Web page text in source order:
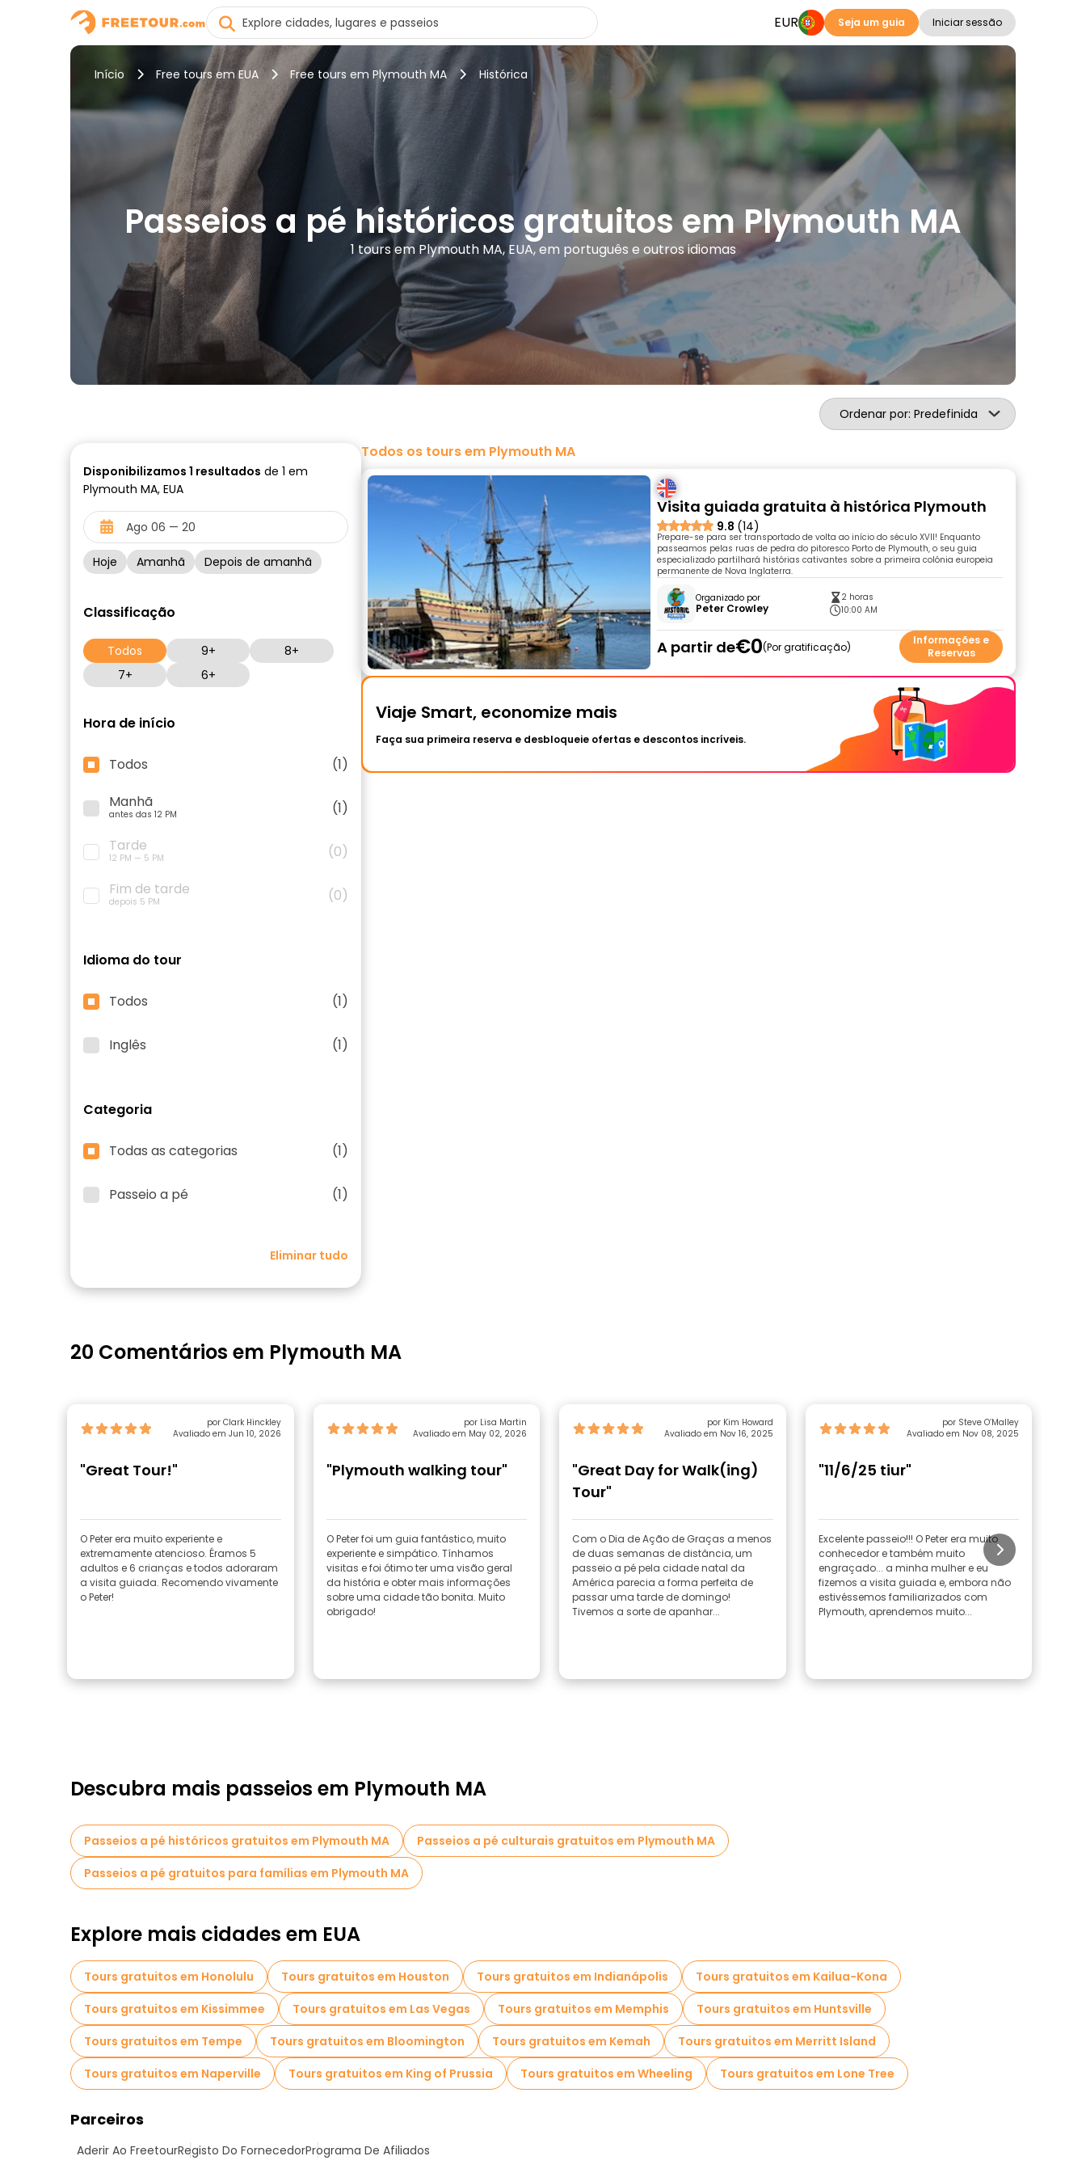
EUR Seja um guia Iniciar sessão
Início Free tours em EUA Free tours em Plymouth MA Histórica
Passeios a pé históricos gratuitos em Plymouth MA
1 tours em Plymouth MA, EUA, em português e outros idiomas
Ordenar por: Predefinida
Disponibilizamos 1 resultados de 1 em
Plymouth MA, EUA
Hoje Amanhã Depois de amanhã
Classificação
Todos 9+
8+
7+
6+
Hora de início
Todos
(1)
Manhã
antes das 12 PM
(1)
Tarde
12 PM — 5 PM
(0)
Fim de tarde
depois 5 PM (0)
Idioma do tour
Todos (1)
Inglês (1)
Categoria
Todas as categorias (1)
Passeio a pé (1)
Eliminar tudo
Todos os tours em Plymouth MA
Visita guiada gratuita à histórica Plymouth
9.8 (14)
Prepare-se para ser transportado de volta ao início do século XVII! Enquanto
passeamos pelas ruas de pedra do pitoresco Porto de Plymouth, o seu guia
especializado partilhará histórias cativantes sobre a primeira colónia europeia
permanente de Nova Inglaterra.
Organizado por
Peter Crowley
2 horas
10:00 AM
A partir de€0 Por gratificação
Informações e
Reservas
Viaje Smart, economize mais
Faça sua primeira reserva e desbloqueie ofertas e descontos incríveis.
20 Comentários em Plymouth MA
por Clark Hinckley
Avaliado em Jun 10, 2026
"Great Tour!"
O Peter era muito experiente e
extremamente atencioso. Éramos 5
adultos e 6 crianças e todos adoraram
a visita guiada. Recomendo vivamente
o Peter!
por Lisa Martin
Avaliado em May 02, 2026
"Plymouth walking tour"
O Peter foi um guia fantástico, muito
experiente e simpático. Tínhamos
visitas e foi ótimo ter uma visão geral
da história e obter mais informações
sobre uma cidade tão bonita. Muito
obrigado!
por Kim Howard
Avaliado em Nov 16, 2025
"Great Day for Walk(ing)
Tour"
Com o Dia de Ação de Graças a menos
de duas semanas de distância, um
passeio a pé pela cidade natal da
América parecia a forma perfeita de
passar uma tarde de domingo!
Tivemos a sorte de apanhar...
por Steve O’Malley
Avaliado em Nov 08, 2025
"11/6/25 tiur"
Excelente passeio!!! O Peter era muito
conhecedor e também muito
engraçado... a minha mulher e eu
fizemos a visita guiada e, embora não
estivéssemos familiarizados com
Plymouth, aprendemos muito...
Descubra mais passeios em Plymouth MA
Passeios a pé históricos gratuitos em Plymouth MA
Passeios a pé culturais gratuitos em Plymouth MA
Passeios a pé gratuitos para famílias em Plymouth MA
Explore mais cidades em EUA
Tours gratuitos em Honolulu Tours gratuitos em Houston Tours gratuitos em Indianápolis
Tours gratuitos em Kailua-Kona
Tours gratuitos em Kissimmee
Tours gratuitos em Las Vegas Tours gratuitos em Memphis
Tours gratuitos em Huntsville
Tours gratuitos em Tempe
Tours gratuitos em Bloomington Tours gratuitos em Kemah
Tours gratuitos em Merritt Island
Tours gratuitos em Naperville
Tours gratuitos em King of Prussia Tours gratuitos em Wheeling Tours gratuitos em Lone Tree
Parceiros
Aderir Ao FreetourRegisto Do FornecedorPrograma De Afiliados